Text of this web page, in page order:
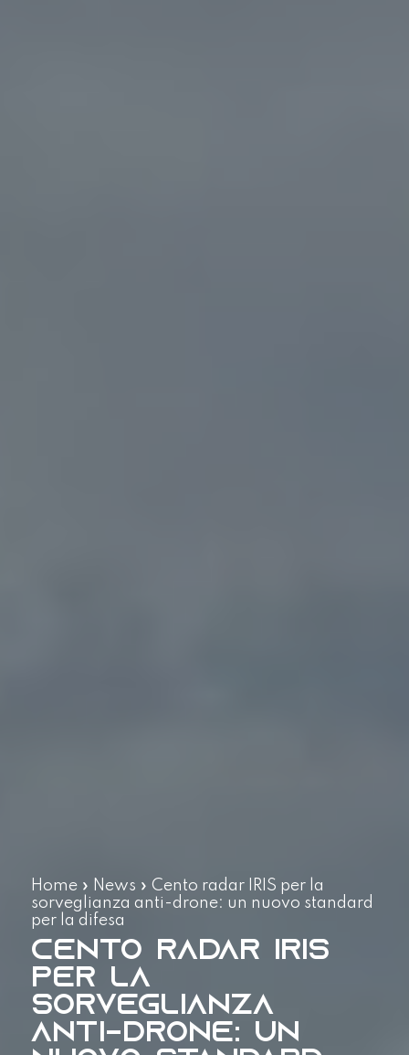
Home» News » Cento radar IRIS per la
sorveglianza anti-drone: un nuovo standard
per la difesa
Cento radar IRIS
per la
sorveglianza
anti-drone: un